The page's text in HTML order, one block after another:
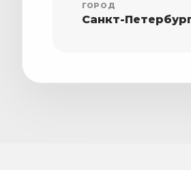
ГОРОД
Санкт-